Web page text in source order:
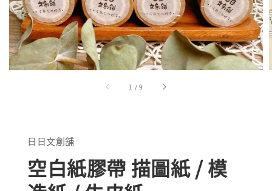
1 /9
日日文創舖
空白紙膠帶 描圖紙 / 模